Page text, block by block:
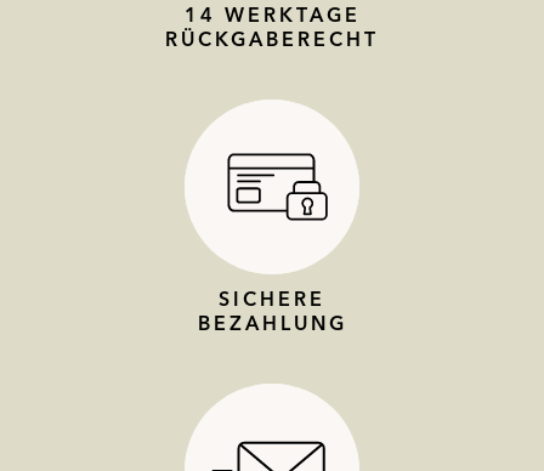
14 WERKTAGE
RÜCKGABERECHT
SICHERE
BEZAHLUNG